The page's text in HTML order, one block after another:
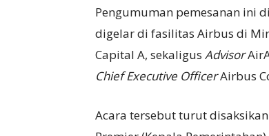
Pengumuman pemesanan ini
digelar di fasilitas Airbus di
Capital A, sekaligus Advisor
Chief Executive OfficerAirbus
Acara tersebut turut